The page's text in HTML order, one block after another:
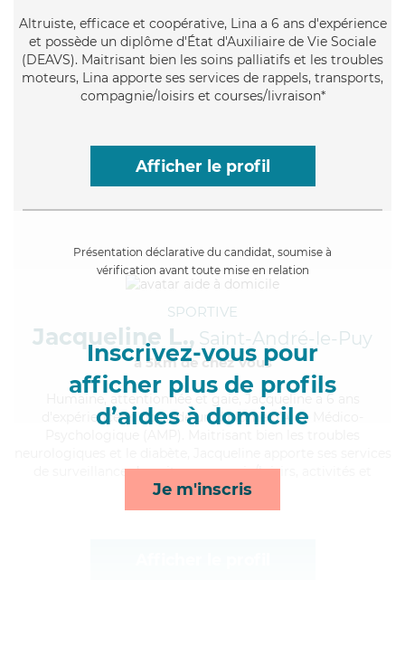
Altruiste, efficace et coopérative, Lina a 6 ans d'expérience
et possède un diplôme d'État d'Auxiliaire de Vie Sociale
(DEAVS). Maitrisant bien les soins palliatifs et les troubles
moteurs, Lina apporte ses services de rappels, transports,
compagnie/loisirs et courses/livraison*
Afficher le profil
Présentation déclarative du candidat, soumise à
vérification avant toute mise en relation
Inscrivez-vous pour
afficher plus de profils
d’aides à domicile
Je m'inscris
SPORTIVE
Jacqueline L., Saint-André-le-Puy
à 5km de chez Vous
, attentionnée et gaie, Jacqueline a 6 ans
d'expérience et possède un diplôme d'Aide Médico-
de surveillance de nuit, compagnie/loisirs, activités et
mobilité*